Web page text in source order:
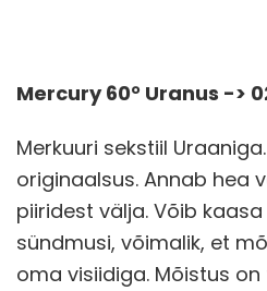
Mercury 60° Uranus ->
Merkuuri sekstiil
originaalsus. Annab hea
piiridest välja. Võib
sündmusi, võimalik, et
oma visiidiga. Mõistus